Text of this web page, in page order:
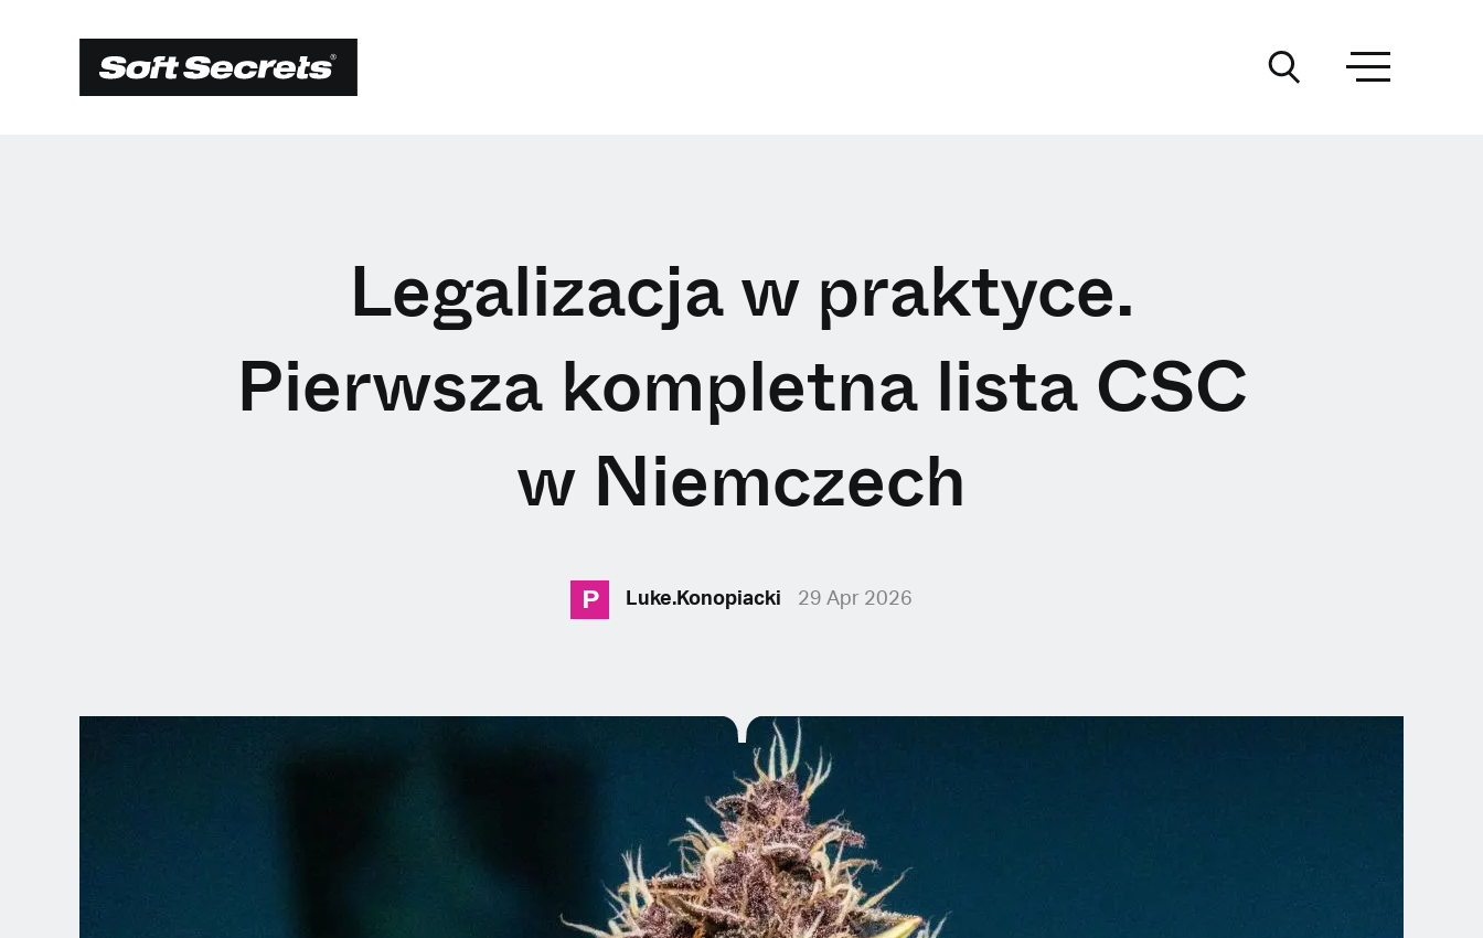
LOKALIZACJĘ
Legalizacja w praktyce.
Pierwsza kompletna lista CSC
w Niemczech
P Luke.Konopiacki 29 Apr 2026